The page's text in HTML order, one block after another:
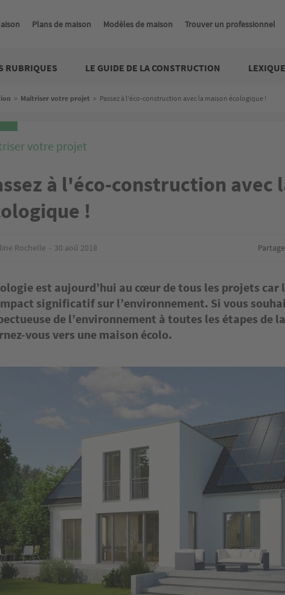
Plans de maison Modèles de maison Trouver un professionnel
RUBRIQUES LE GUIDE DE LA CONSTRUCTION LEXIQUE
> Maîtriser votre projet > Passez à l'éco-construction avec la maison écologique !
votre projet
à l'éco-construction avec
!
Rochelle 30 aoû 2018
est aujourd’hui au cœur de tous les projets
significatif sur l’environnement. Si vous
de l’environnement à toutes les étapes de
vous vers une maison écolo.